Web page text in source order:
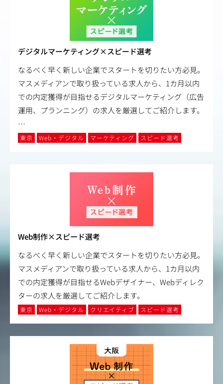
デジタルマーケティング×スピード選考
なるべく早く新しい企業でスタートを切りたい方必見。
マスメディアンで取り扱っている求人から、1カ月以内
での内定獲得が目指せるデジタルマーケティング（広告
運用、プランニング）の求人を厳選してご紹介します。
…
東京 Web・デジタル マーケティング スピード選考
Web制作×スピード選考
なるべく早く新しい企業でスタートを切りたい方必見。
マスメディアンで取り扱っている求人から、1カ月以内
での内定獲得が目指せるWebデザイナー、Webディレク
ターの求人を厳選してご紹介します。
東京 Web・デジタル クリエイティブ スピード選考